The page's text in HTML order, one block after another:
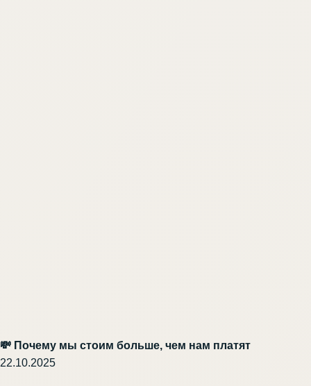
💸 Почему мы стоим больше, чем нам платят
22.10.2025